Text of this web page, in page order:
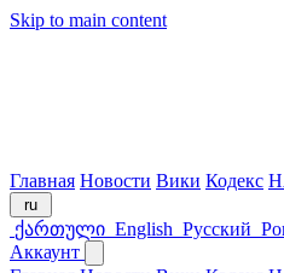
Skip to main content
Главная Новости Вики Кодекс
ru
ქართული English Русский
Аккаунт